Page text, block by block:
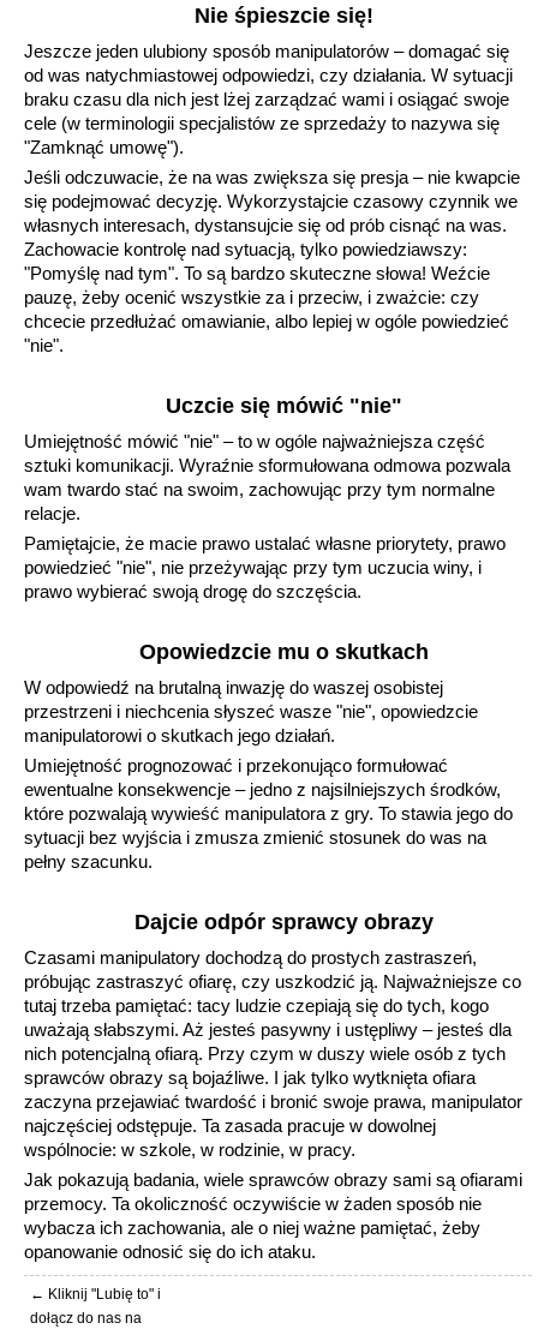
Nie śpieszcie się!
Jeszcze jeden ulubiony sposób manipulatorów – domagać się
od was natychmiastowej odpowiedzi, czy działania. W sytuacji
braku czasu dla nich jest lżej zarządzać wami i osiągać swoje
cele (w terminologii specjalistów ze sprzedaży to nazywa się
"Zamknąć umowę").
Jeśli odczuwacie, że na was zwiększa się presja – nie kwapcie
się podejmować decyzję. Wykorzystajcie czasowy czynnik we
własnych interesach, dystansujcie się od prób cisnąć na was.
Zachowacie kontrolę nad sytuacją, tylko powiedziawszy:
"Pomyślę nad tym". To są bardzo skuteczne słowa! Weźcie
pauzę, żeby ocenić wszystkie za i przeciw, i zważcie: czy
chcecie przedłużać omawianie, albo lepiej w ogóle powiedzieć
"nie".
Uczcie się mówić "nie"
Umiejętność mówić "nie" – to w ogóle najważniejsza część
sztuki komunikacji. Wyraźnie sformułowana odmowa pozwala
wam twardo stać na swoim, zachowując przy tym normalne
relacje.
Pamiętajcie, że macie prawo ustalać własne priorytety, prawo
powiedzieć "nie", nie przeżywając przy tym uczucia winy, i
prawo wybierać swoją drogę do szczęścia.
Opowiedzcie mu o skutkach
W odpowiedź na brutalną inwazję do waszej osobistej
przestrzeni i niechcenia słyszeć wasze "nie", opowiedzcie
manipulatorowi o skutkach jego działań.
Umiejętność prognozować i przekonująco formułować
ewentualne konsekwencje – jedno z najsilniejszych środków,
które pozwalają wywieść manipulatora z gry. To stawia jego do
sytuacji bez wyjścia i zmusza zmienić stosunek do was na
pełny szacunku.
Dajcie odpór sprawcy obrazy
Czasami manipulatory dochodzą do prostych zastraszeń,
próbując zastraszyć ofiarę, czy uszkodzić ją. Najważniejsze co
tutaj trzeba pamiętać: tacy ludzie czepiają się do tych, kogo
uważają słabszymi. Aż jesteś pasywny i ustępliwy – jesteś dla
nich potencjalną ofiarą. Przy czym w duszy wiele osób z tych
sprawców obrazy są bojaźliwe. I jak tylko wytknięta ofiara
zaczyna przejawiać twardość i bronić swoje prawa, manipulator
najczęściej odstępuje. Ta zasada pracuje w dowolnej
wspólnocie: w szkole, w rodzinie, w pracy.
Jak pokazują badania, wiele sprawców obrazy sami są ofiarami
przemocy. Ta okoliczność oczywiście w żaden sposób nie
wybacza ich zachowania, ale o niej ważne pamiętać, żeby
opanowanie odnosić się do ich ataku.
← Kliknij "Lubię to" i
dołącz do nas na